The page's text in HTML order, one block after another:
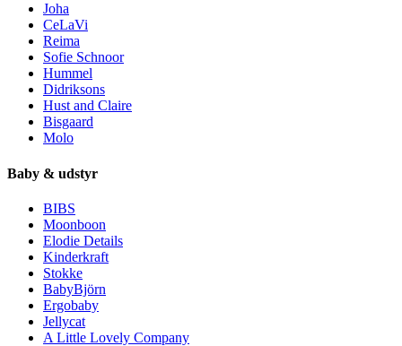
Joha
CeLaVi
Reima
Sofie Schnoor
Hummel
Didriksons
Hust and Claire
Bisgaard
Molo
Baby & udstyr
BIBS
Moonboon
Elodie Details
Kinderkraft
Stokke
BabyBjörn
Ergobaby
Jellycat
A Little Lovely Company